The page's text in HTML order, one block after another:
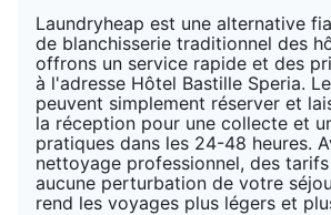
Laundryheap est une alternative
de blanchisserie traditionnel des
offrons un service rapide et des
à l'adresse Hôtel Bastille Speria.
peuvent simplement réserver et
la réception pour une collecte et
pratiques dans les 24-48 heures.
nettoyage professionnel, des
aucune perturbation de votre
rend les voyages plus légers et